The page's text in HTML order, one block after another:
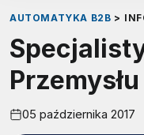
AUTOMATYKA B2B >
05 października 2017